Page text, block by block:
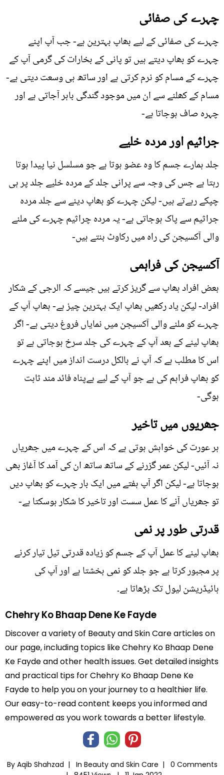
چہرے کی صفائی
چہرے کی صفائی کے لیے بھاپ بہترین ہے- جب آپ اپنے
چہرے کو بھاپ دیتے ہیں تو پانی کے بخارات کی گرمی آپ کے
چہرے کے مسام کو نرم کرتی ہے اور ساتھ ہی وسعت دیتی ہے-
مسام کے کھلنے سے ان میں موجود گندگی باہر آجاتی ہے اور
چہرہ صاف ہوجاتا ہے-
جراثیم اور مردہ خلیے
جلد ہمارے جسم کا وہ عضو ہوتا ہے جو مسلسل نیا پیدا ہوتا
رہتا ہے جس کی وجہ سے پرانی جلد کے مردہ خلیے جلد پر ہی
چپکے رہےتے ہیں- لیکن چہرے کو بھاپ دینے سے جلد مردہ
جراثیم سے پاک ہوجاتی ہے- یہ مردہ چراثیم چہرے کی ملنے
والی آکسیجن کی راہ میں رکاوٹ بنتے ہیں-
آکسیجن کی فراہمی
بعض افراد بھاپ سے گریز کرتے ہیں جیسے کہ الرجی کے شکار
افراد- لیکن یاد رکھیں بھاپ ایک بہترین چیز ہے- بھاپ آپ کے
چہرے کو ملنے والی آکسیجن میں نمایاں فروغ دیتی ہے- اگر
بھاپ لینے کے بعد آپ کے چہرے کی جلد سرخ ہوجاتی ہے تو
اس کا مطلب ہے کہ آپ نے بالکل درست انداز میں اپنے چہرے
کو بھاپ فراہم کی ہے جو آپ کے لیے بےپناہ فائد مند ثابت
ہوگی-
جھریوں میں تاخیر
ہر عورت کی خواہش ہوتی ہے کہ اس کے چہرے میں جھریاں
نہ آئیں- لیکن عمر گزرنے کے ساتھ ساتھ ان کی آمد کا آغاز بھی
ہوجاتا ہے- لیکن اگر آپ ہفتے میں ایک بار چہرے کو بھاپ دیں
تو جھریاں آنے کا عمل سست اور تاخیر کا شکار ہوسکتا ہے-
قدرتی طور پر نمی
بھاپ لینے کا عمل آپ کے جسم کو زیادہ قدرتی تیل تیار کرنے
پر مجبور کرتا ہے جو جلد کو نمی بخشتا ہے اور آپ کی
ہائیڈریشن لیول تک بڑھاتا ہے۔
Chehry Ko Bhaap Dene Ke Fayde
Discover a variety of Beauty and Skin Care articles on
our page, including topics like Chehry Ko Bhaap Dene
Ke Fayde and other health issues. Get detailed insights
and practical tips for Chehry Ko Bhaap Dene Ke
Fayde to help you on your journey to a healthier life.
Our easy-to-read content keeps you informed and
empowered as you work towards a better lifestyle.
By Aqib Shahzad | In Beauty and Skin Care |
0 Comments